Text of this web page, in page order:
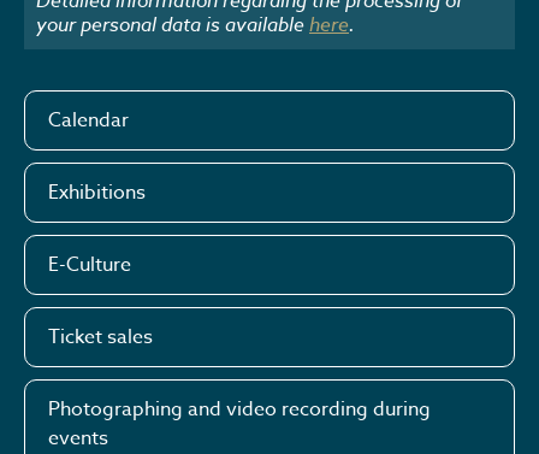
your personal data is availablehere.
Calendar
Exhibitions
E-Culture
Ticket sales
Photographing and video recording during
events